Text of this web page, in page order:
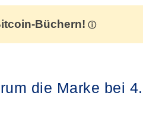
Büchern!
die Marke bei